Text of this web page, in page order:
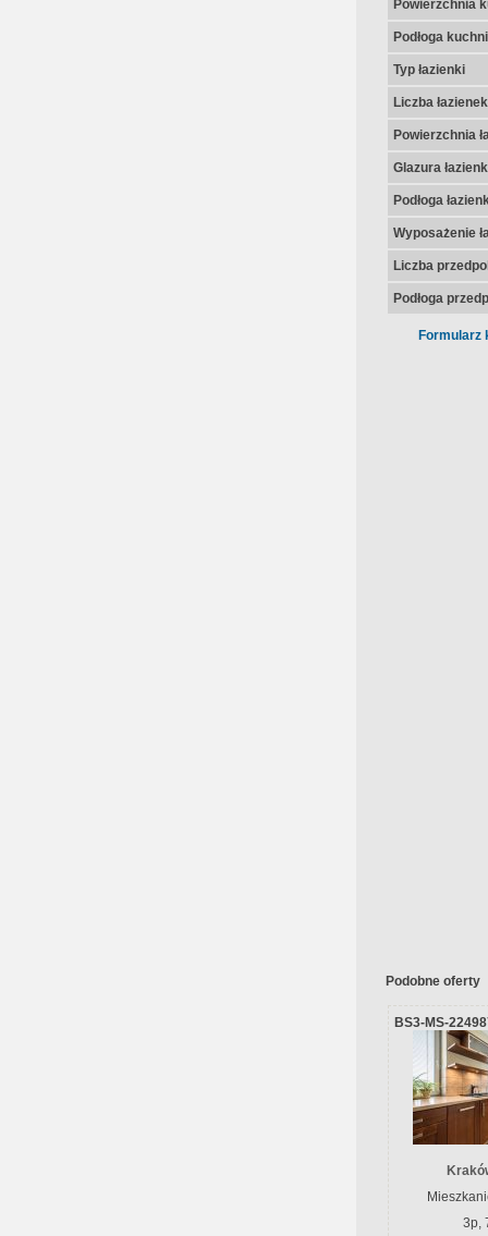
Powierzchnia
Podłoga kuchni
Typ łazienki
Liczba łazienek
Powierzchnia
Glazura
Podłoga
Wyposażenie
Liczba
Podłoga
Formularz
Podobne oferty
BS3-MS-
3p,